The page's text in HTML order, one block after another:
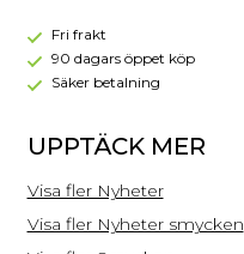
-
Guld
Fri frakt
90 dagars öppet köp
Säker betalning
UPPTÄCK MER
Visa fler Nyheter
Visa fler Nyheter smycken